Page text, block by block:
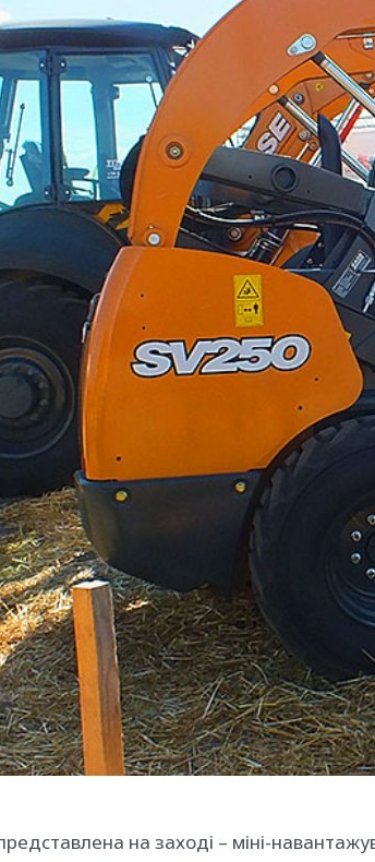
на заході – міні-